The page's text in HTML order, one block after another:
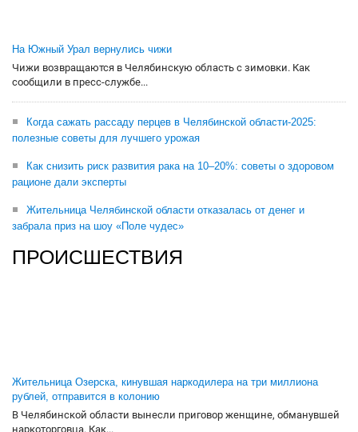
На Южный Урал вернулись чижи
Чижи возвращаются в Челябинскую область с зимовки. Как
сообщили в пресс-службе...
Когда сажать рассаду перцев в Челябинской области-2025:
полезные советы для лучшего урожая
Как снизить риск развития рака на 10–20%: советы о здоровом
рационе дали эксперты
Жительница Челябинской области отказалась от денег и
забрала приз на шоу «Поле чудес»
ПРОИСШЕСТВИЯ
Жительница Озерска, кинувшая наркодилера на три миллиона
рублей, отправится в колонию
В Челябинской области вынесли приговор женщине, обманувшей
наркоторговца. Как...